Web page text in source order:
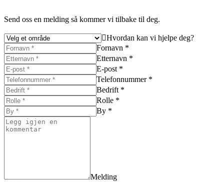
Send oss en melding så kommer vi tilbake til deg.
Hvordan kan vi hjelpe deg?
Fornavn *
Etternavn *
E-post *
Telefonnummer *
Bedrift *
Rolle *
By *
Melding